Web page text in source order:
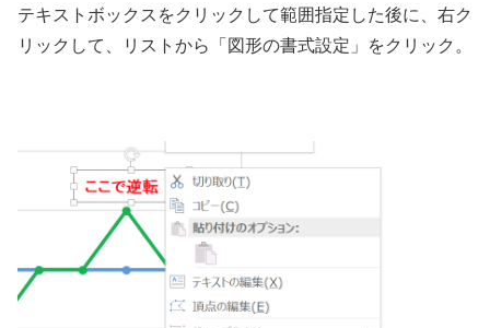
テキストボックスをクリックして範囲指定した後に、右ク
リックして、リストから「図形の書式設定」をクリック。